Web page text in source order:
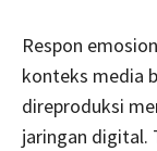
Respon
konteks media
direproduksi
jaringan